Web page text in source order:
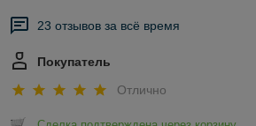
23 отзывов за всё время
Покупатель
Отлично